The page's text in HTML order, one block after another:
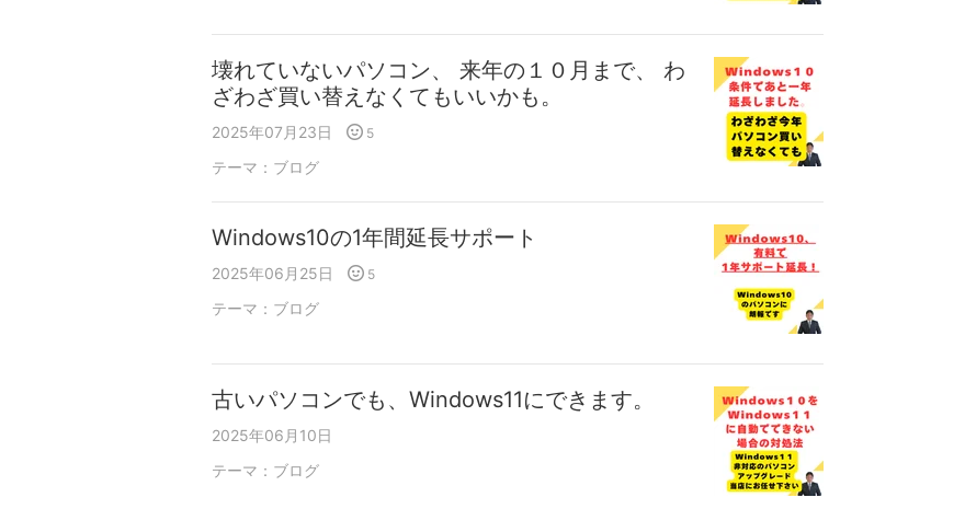
壊れていないパソコン、 来年の１０月まで、 わ
ざわざ買い替えなくてもいいかも。
2025年07月23日 5
テーマ： ブログ
Windows10の1年間延長サポート
2025年06月25日 5
テーマ： ブログ
古いパソコンでも、Windows11にできます。
2025年06月10日
テーマ： ブログ